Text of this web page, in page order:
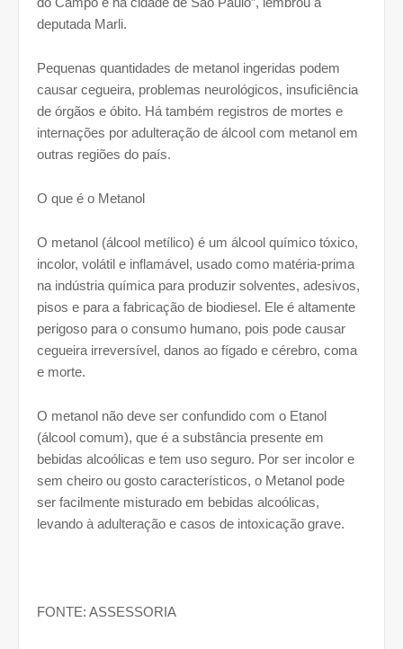
deputada Marli.
Pequenas quantidades de metanol ingeridas podem
causar cegueira, problemas neurológicos, insuficiência
de órgãos e óbito. Há também registros de mortes e
internações por adulteração de álcool com metanol em
outras regiões do país.
O que é o Metanol
O metanol (álcool metílico) é um álcool químico tóxico,
incolor, volátil e inflamável, usado como matéria-prima
na indústria química para produzir solventes, adesivos,
pisos e para a fabricação de biodiesel. Ele é altamente
perigoso para o consumo humano, pois pode causar
cegueira irreversível, danos ao fígado e cérebro, coma
e morte.
O metanol não deve ser confundido com o Etanol
(álcool comum), que é a substância presente em
bebidas alcoólicas e tem uso seguro. Por ser incolor e
sem cheiro ou gosto característicos, o Metanol pode
ser facilmente misturado em bebidas alcoólicas,
levando à adulteração e casos de intoxicação grave.
FONTE: ASSESSORIA